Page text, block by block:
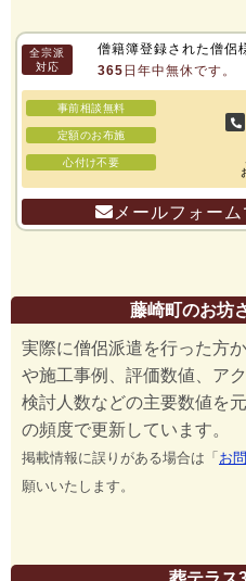
全宗派
対応
僧籍簿登録された僧侶
365日年中無休です。
事前相談無料
定額のお布施
心付け不要
メールフォー
藤崎町のお坊
実際に僧侶派遣を行った方
や施工事例、評価数値、ア
検討人数などの主要数値を
の頻度で更新しています。
掲載情報に誤りがある場合は「お
願いいたします。